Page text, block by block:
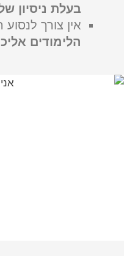
בעלת ניסיון של 15
אין צורך לנסוע
הלימודים